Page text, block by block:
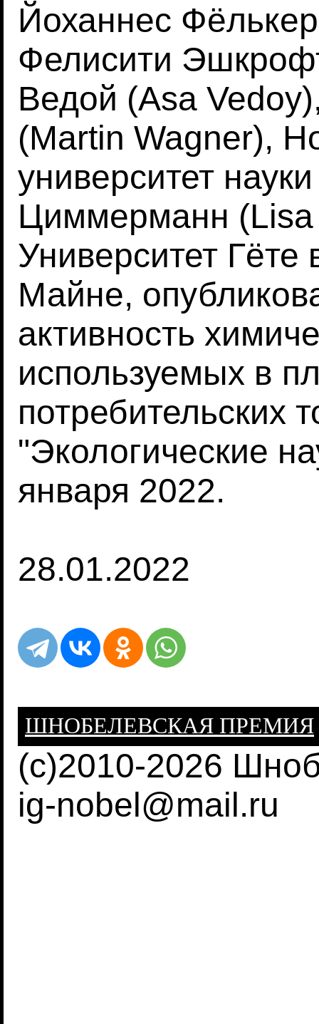
Йоханнес
Фелисити
Ведой (Asa
(Martin Wagner),
университет
Циммерманн (Lisa
Университет
Майне,
активность
используемых в
потребительских
"Экологические
января 2022.
28.01.2022
ШНОБЕЛЕВСКАЯ ПРЕМИЯ
(c)2010-2026
ig-nobel@mail.ru